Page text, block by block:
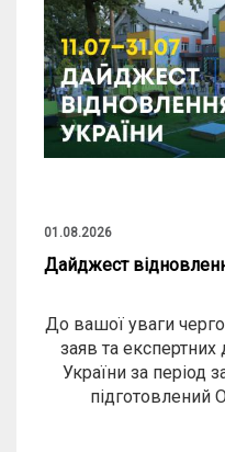
01.08.2026
Дайджест
України за період
Більше